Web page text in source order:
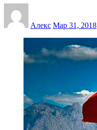
Алекс Мар 31, 2018